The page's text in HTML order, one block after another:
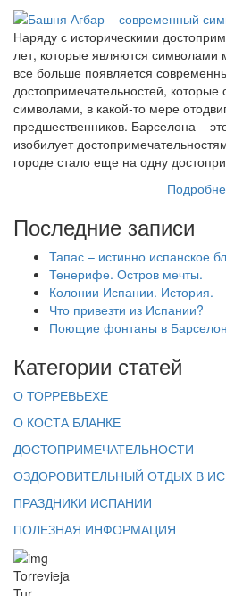
Наряду с историческими
лет, которые являются символами
все больше появляется
достопримечательностей, которые
символами, в какой-то мере
предшественников. Барселона –
изобилует
городе стало еще на одну
Последние записи
Тапас – истинно испанское
Тенерифе. Остров мечты.
Колонии Испании. История.
Что привезти из Испании?
Поющие фонтаны в
Категории статей
О ТОРРЕВЬЕХЕ
О КОСТА БЛАНКЕ
ДОСТОПРИМЕЧАТЕЛЬНОСТИ
ОЗДОРОВИТЕЛЬНЫЙ ОТДЫХ В
ПРАЗДНИКИ ИСПАНИИ
ПОЛЕЗНАЯ ИНФОРМАЦИЯ
Torrevieja